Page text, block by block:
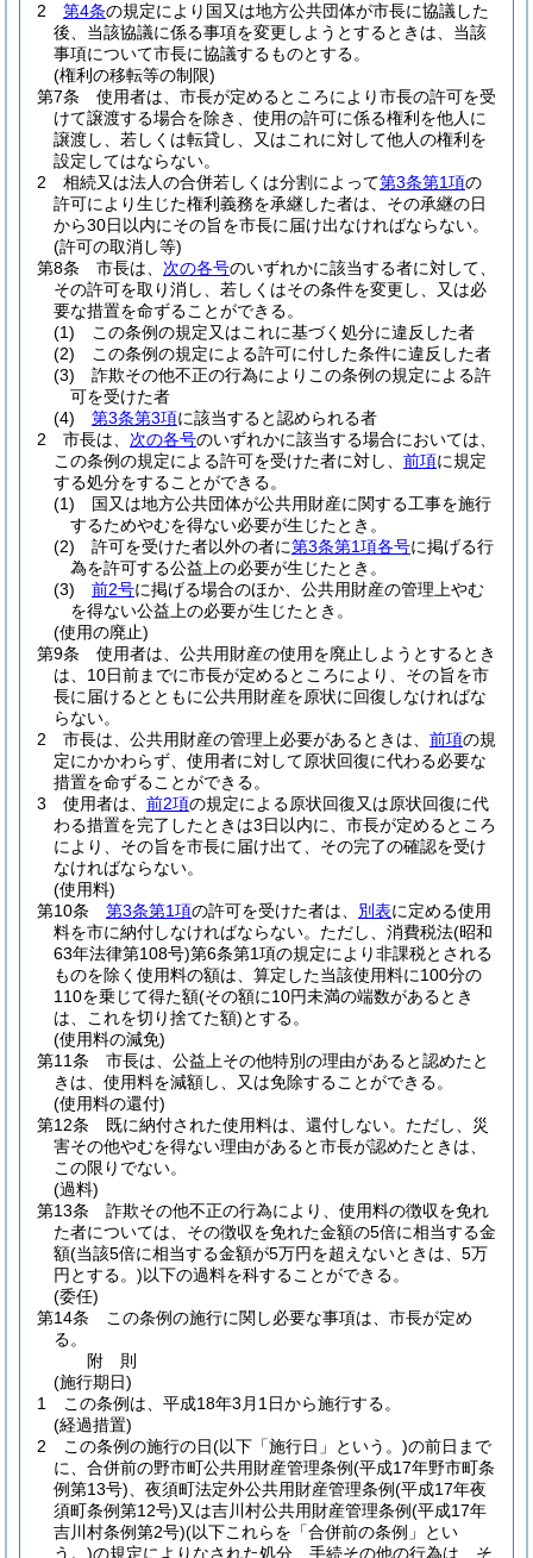
2
第4条の規定により国又は地方公共団体が市長に協議した
後、当該協議に係る事項を変更しようとするときは、当該
事項について市長に協議するものとする。
(権利の移転等の制限)
第7条
使用者は、市長が定めるところにより市長の許可を受
けて譲渡する場合を除き、使用の許可に係る権利を他人に
譲渡し、若しくは転貸し、又はこれに対して他人の権利を
設定してはならない。
2
相続又は法人の合併若しくは分割によって第3条第1項の
許可により生じた権利義務を承継した者は、その承継の日
から30日以内にその旨を市長に届け出なければならない。
(許可の取消し等)
第8条
市長は、 次の各号のいずれかに該当する者に対して、
その許可を取り消し、若しくはその条件を変更し、又は必
要な措置を命ずることができる。
(1)
この条例の規定又はこれに基づく処分に違反した者
(2)
この条例の規定による許可に付した条件に違反した者
(3)
詐欺その他不正の行為によりこの条例の規定による許
可を受けた者
(4)
第3条第3項に該当すると認められる者
2
市長は、 次の各号のいずれかに該当する場合においては、
この条例の規定による許可を受けた者に対し、 前項に規定
する処分をすることができる。
(1)
国又は地方公共団体が公共用財産に関する工事を施行
するためやむを得ない必要が生じたとき。
(2)
許可を受けた者以外の者に第3条第1項各号に掲げる行
為を許可する公益上の必要が生じたとき。
(3)
前2号に掲げる場合のほか、公共用財産の管理上やむ
を得ない公益上の必要が生じたとき。
(使用の廃止)
第9条
使用者は、公共用財産の使用を廃止しようとするとき
は、10日前までに市長が定めるところにより、その旨を市
長に届けるとともに公共用財産を原状に回復しなければな
らない。
2
市長は、公共用財産の管理上必要があるときは、 前項の規
定にかかわらず、使用者に対して原状回復に代わる必要な
措置を命ずることができる。
3
使用者は、 前2項の規定による原状回復又は原状回復に代
わる措置を完了したときは3日以内に、市長が定めるところ
により、その旨を市長に届け出て、その完了の確認を受け
なければならない。
(使用料)
第10条
第3条第1項の許可を受けた者は、 別表に定める使用
料を市に納付しなければならない。 ただし、消費税法(昭和
63年法律第108号)第6条第1項の規定により非課税とされる
ものを除く使用料の額は、算定した当該使用料に100分の
110を乗じて得た額(その額に10円未満の端数があるとき
は、これを切り捨てた額)とする。
(使用料の減免)
第11条
市長は、公益上その他特別の理由があると認めたと
きは、使用料を減額し、又は免除することができる。
(使用料の還付)
第12条
既に納付された使用料は、還付しない。 ただし、災
害その他やむを得ない理由があると市長が認めたときは、
この限りでない。
(過料)
第13条
詐欺その他不正の行為により、使用料の徴収を免れ
た者については、その徴収を免れた金額の5倍に相当する金
額(当該5倍に相当する金額が5万円を超えないときは、5万
円とする。)以下の過料を科することができる。
(委任)
第14条
この条例の施行に関し必要な事項は、市長が定め
る。
附 則
(施行期日)
1
この条例は、平成18年3月1日から施行する。
(経過措置)
2
この条例の施行の日(以下「施行日」という。)の前日まで
に、合併前の野市町公共用財産管理条例(平成17年野市町条
例第13号) 、夜須町法定外公共用財産管理条例(平成17年夜
須町条例第12号)又は吉川村公共用財産管理条例(平成17年
吉川村条例第2号)(以下これらを「合併前の条例」とい
う。)の規定によりなされた処分、手続その他の行為は、そ